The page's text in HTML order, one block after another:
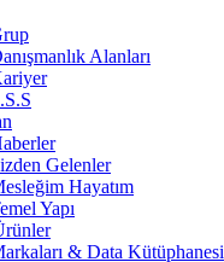
Alanları
Gelenler
Hayatım
Yapı
& Data Kütüphanesi